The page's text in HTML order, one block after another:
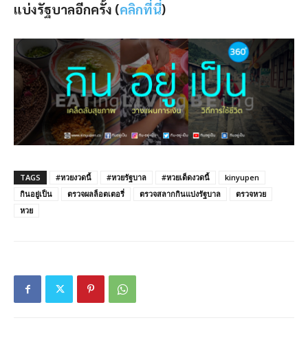
แบ่งรัฐบาลอีกครั้ง (คลิกที่นี่)
TAGS #หวยงวดนี้ #หวยรัฐบาล #หวยเด็ดงวดนี้
kinyupen
กินอยู่เป็น
ตรวจผลล็อตเตอรี่ ตรวจสลากกินแบ่งรัฐบาล
ตรวจหวย
หวย